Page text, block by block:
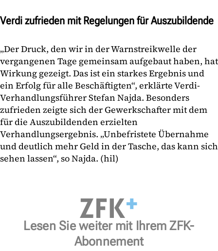
Verdi zufrieden mit Regelungen für Auszubildende
„Der Druck, den wir in der Warnstreikwelle der
vergangenen Tage gemeinsam aufgebaut haben, hat
Wirkung gezeigt. Das ist ein starkes Ergebnis und
ein Erfolg für alle Beschäftigten“, erklärte Verdi-
Verhandlungsführer Stefan Najda. Besonders
zufrieden zeigte sich der Gewerkschafter mit dem
für die Auszubildenden erzielten
Verhandlungsergebnis. „Unbefristete Übernahme
und deutlich mehr Geld in der Tasche, das kann sich
sehen lassen“, so Najda. (hil)
Lesen Sie weiter mit Ihrem ZFK-
Abonnement